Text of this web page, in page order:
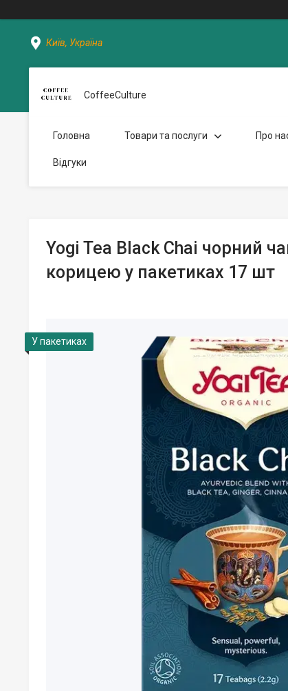
Київ, Україна
CoffeeCulture
Головна Товари та послуги Про
Відгуки
Yogi Tea Black Chai чорний
корицею у пакетиках 17 шт
У пакетиках